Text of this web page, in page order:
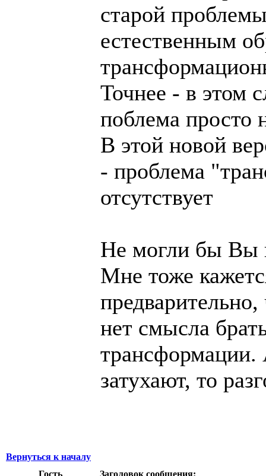
старой
естественным
Точнее - в этом
поблема просто
В этой новой
- проблема
отсутствует
Не могли бы Вы
Мне тоже
нет смысла
трансформации.
затухают, то
Вернуться к началу
Гость
Заголовок сообщения: